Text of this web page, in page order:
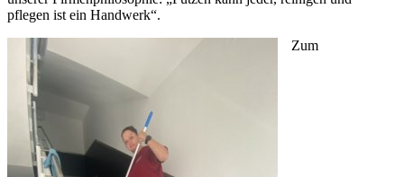
pflegen ist ein Handwerk“.
Zum